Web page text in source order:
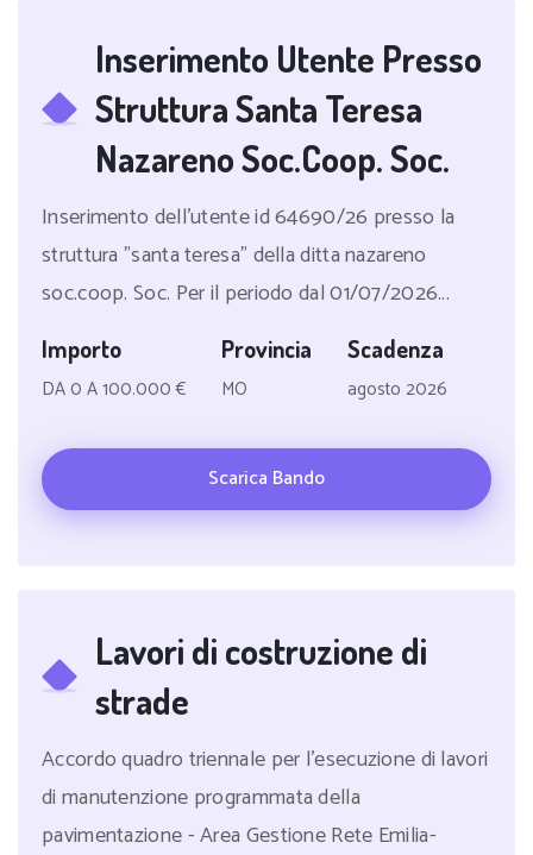
Inserimento Utente Presso
Struttura Santa Teresa
Nazareno Soc.Coop. Soc.
Inserimento dell'utente id 64690/26 presso la
struttura "santa teresa" della ditta nazareno
soc.coop. Soc. Per il periodo dal 01/07/2026...
Importo
DA 0 A 100.000 €
Provincia
MO
Scadenza
agosto 2026
Scarica Bando
Lavori di costruzione di
strade
Accordo quadro triennale per l'esecuzione di lavori
di manutenzione programmata della
pavimentazione - Area Gestione Rete Emilia-